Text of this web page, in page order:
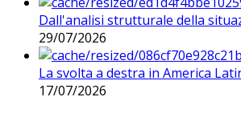
Dall'analisi strutturale della
29/07/2026
La svolta a destra in America
17/07/2026